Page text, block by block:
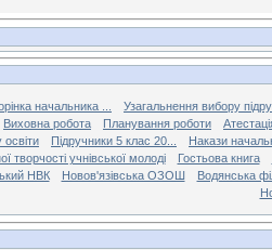
начальника ...
Узагальнення вибору
Виховна робота Планування роботи
освіти
Підручники 5 клас 20...
Накази
творчості учнівської молоді
Гостьова книга
НВК Новов'язівська ОЗОШ
Водянська